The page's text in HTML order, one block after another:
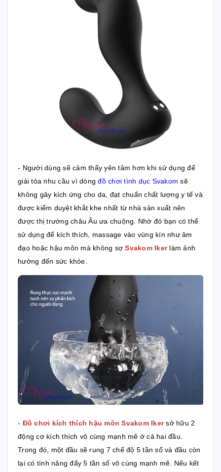
- Người dùng sẽ cảm thấy yên tâm hơn khi sử dụng để
giải tỏa nhu cầu vì dòngđồ chơi tình dục Svakom sẽ
không gây kích ứng cho da, đạt chuẩn chất lượng y tế và
được kiểm duyệt khắt khe nhất từ nhà sản xuất nên
được thị trường châu Âu ưa chuộng. Nhờ đó bạn có thể
sử dụng để kích thích, massage vào vùng kín như âm
đạo hoặc hậu môn mà không sợSvakom Ikerlàm ảnh
hưởng đến sức khỏe.
- Đồ chơi kích thích hậu môn Svakom Ikersở hữu 2
động cơ kích thích vô cùng mạnh mẽ ở cả hai đầu.
Trong đó, một đầu sẽ rung 7 chế độ 5 tần số và đầu còn
lại có tính năng đẩy 5 tần số vô cùng mạnh mẽ. Nếu kết